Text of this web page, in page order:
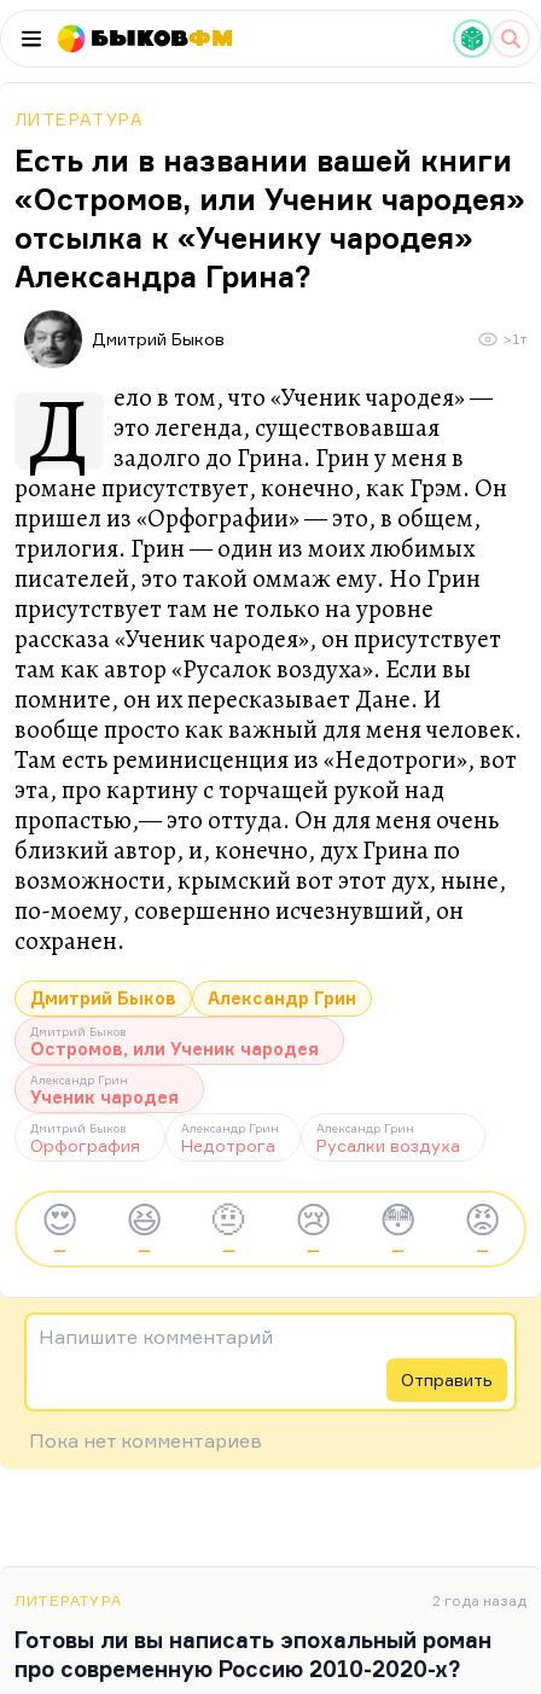
БыковФМ
ЛИТЕРАТУРА
Есть ли в названии вашей книги
«Остромов, или Ученик чародея»
отсылка к «Ученику чародея»
Александра Грина?
Дмитрий Быков >1т
Д
ело в том, что «Ученик чародея» —
это легенда, существовавшая
задолго до Грина. Грин у меня в
романе присутствует, конечно, как Грэм. Он
пришел из «Орфографии» — это, в общем,
трилогия. Грин — один из моих любимых
писателей, это такой оммаж ему. Но Грин
присутствует там не только на уровне
рассказа «Ученик чародея», он присутствует
там как автор «Русалок воздуха». Если вы
помните, он их пересказывает Дане. И
вообще просто как важный для меня человек.
Там есть реминисценция из «Недотроги», вот
эта, про картину с торчащей рукой над
пропастью,— это оттуда. Он для меня очень
близкий автор, и, конечно, дух Грина по
возможности, крымский вот этот дух, ныне,
по-моему, совершенно исчезнувший, он
сохранен.
Дмитрий Быков Александр Грин
Дмитрий Быков
Остромов, или Ученик чародея
Александр Грин
Ученик чародея
Дмитрий Быков
Орфография
Александр Грин
Недотрога
Александр Грин
Русалки воздуха
😍
—
😆
—
🤨
—
😢
—
😳
—
😡
—
Напишите комментарий
Отправить
Пока нет комментариев
ЛИТЕРАТУРА 2 года назад
Готовы ли вы написать эпохальный роман
про современную Россию 2010-2020-х?